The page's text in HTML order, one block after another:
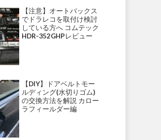
【注意】オートバックス
でドラレコを取付け検討
している方へ コムテック
HDR-352GHPレビュー
【DIY】ドアベルトモー
ルディング(水切りゴム)
の交換方法を解説 カロー
ラフィールダー編